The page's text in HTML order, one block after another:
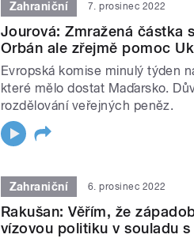
Zahraniční 7. prosinec 2022
Jourová: Zmražená částka
Orbán ale zřejmě pomoc
Evropská komise minulý týden
které mělo dostat Maďarsko.
rozdělování veřejných peněz.
Zahraniční 6. prosinec 2022
Rakušan: Věřím, že
vízovou politiku v souladu s